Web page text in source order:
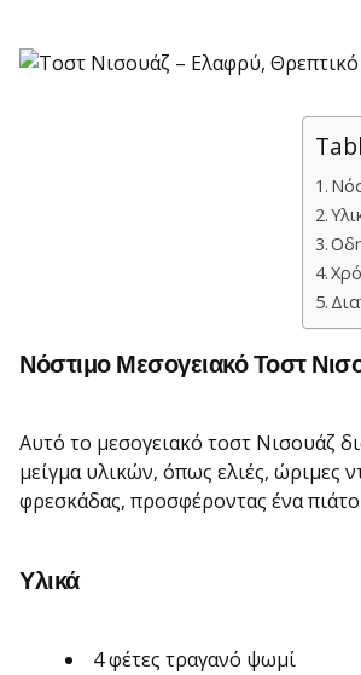
Νόστιμο Μεσογειακό Τοστ
Αυτό το μεσογειακό τοστ Νισουάζ
μείγμα υλικών, όπως ελιές, ώριμες
φρεσκάδας, προσφέροντας ένα
Υλικά
4 φέτες τραγανό ψωμί